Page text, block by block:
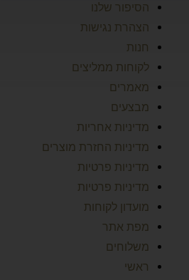
הסיפור שלנו
הצהרת נגישות
חנות
לקוחות ממליצים
מאמרים
מבצעים
מדיניות אחריות
מדיניות החזרת מוצרים
מדיניות פרטיות
מדיניות פרטיות
מועדון לקוחות
מפת אתר
משלוחים
ראשי